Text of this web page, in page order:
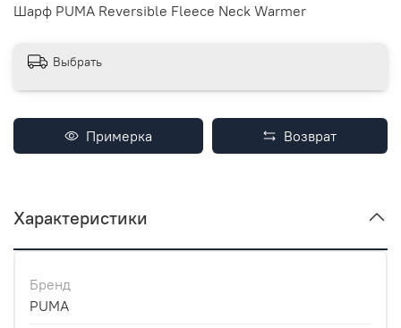
Шарф PUMA Reversible Fleece Neck Warmer
Выбрать
Примерка Возврат
Характеристики
Бренд
PUMA